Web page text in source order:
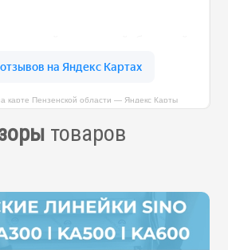
карте Пензенской области — Яндекс Карты
товаров